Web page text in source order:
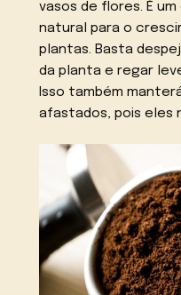
vasos de flores. É
natural para o
plantas. Basta
da planta e regar
Isso também
afastados, pois eles